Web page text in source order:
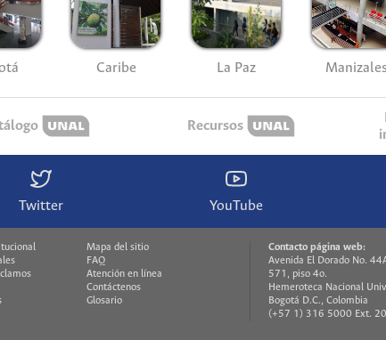
Caribe La Paz
Recursos
Twitter YouTube
Mapa del sitio
FAQ
Atención en línea
Contáctenos
Glosario
Contacto página web:
Avenida El Dorado No.
571, piso 4o.
Hemeroteca Nacional
Bogotá D.C., Colombia
(+57 1) 316 5000 Ext.